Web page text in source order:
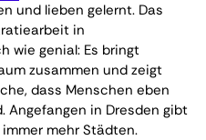
und lieben gelernt. Das
in
wie genial: Es bringt
zusammen und zeigt
dass Menschen eben
Angefangen in Dresden gibt
mehr Städten.